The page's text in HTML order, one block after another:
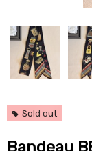
Sold out
Bandeau